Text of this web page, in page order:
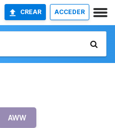
CREAR ACCEDER
AWW